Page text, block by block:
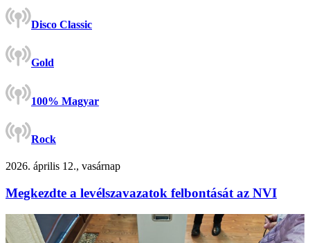
Disco Classic
Gold
100% Magyar
Rock
2026. április 12., vasárnap
Megkezdte a levélszavazatok felbontását az NVI